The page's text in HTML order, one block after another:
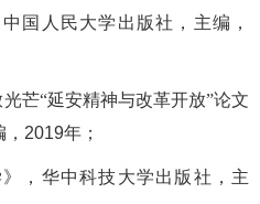
国人民大学出版社， 主编，
光芒“延安精神与改革开放”论文
2019年；
，华中科技大学出版社，主